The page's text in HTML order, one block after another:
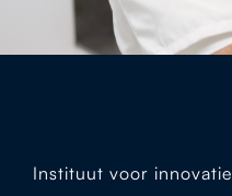
Instituut voor innovatie